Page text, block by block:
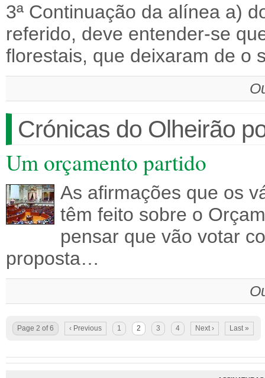
3ª Continuação da alínea a)
referido, deve entender-se
florestais, que deixaram de o
Crónicas do Olheirão
Um orçamento partido
As afirmações que os
têm feito sobre o
pensar que vão votar
proposta…
Page 2 of 6 ‹ Previous 1 2 3 4 Next › Last »